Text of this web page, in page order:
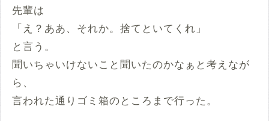
先輩は
「え？ああ、それか。捨てといてくれ」
と言う。
聞いちゃいけないこと聞いたのかなぁと考えなが
ら、
言われた通りゴミ箱のところまで行った。